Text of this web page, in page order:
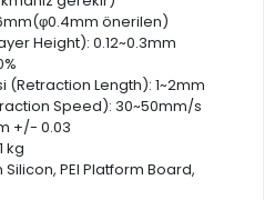
önerilen)
Height): 0.12~0.3mm
(Retraction Length): 1~2mm
Speed): 30~50mm/s
+/- 0.03
kg
Silicon, PEI Platform Board,